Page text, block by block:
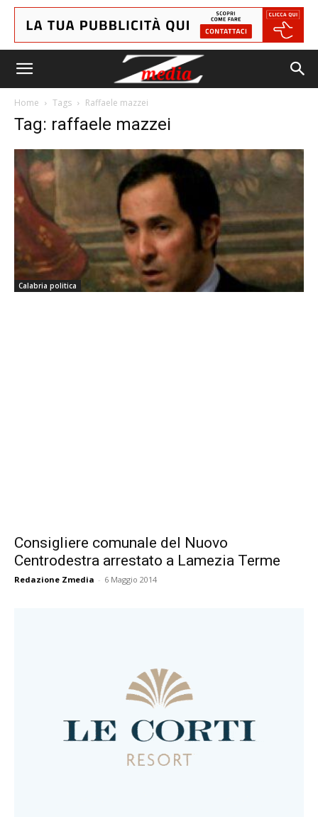
Home Tags Raffaele mazzei
Tag: raffaele mazzei
Calabria politica
Consigliere comunale del Nuovo
Centrodestra arrestato a Lamezia Terme
Redazione Zmedia - 6 Maggio 2014